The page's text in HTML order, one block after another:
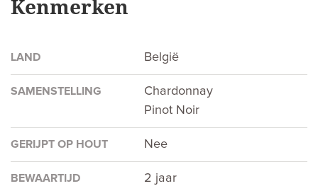
Kenmerken
LAND België
SAMENSTELLING
Chardonnay
Pinot Noir
GERIJPT OP HOUT Nee
BEWAARTIJD 2 jaar